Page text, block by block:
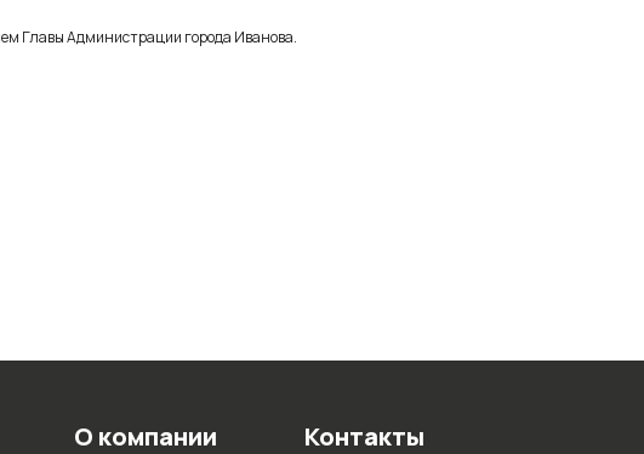
Главы Администрации города Иванова.
О компании Контакты